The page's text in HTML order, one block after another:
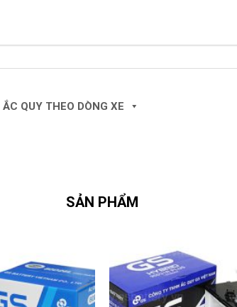
ẮC QUY THEO DÒNG XE
SẢN PHẨM